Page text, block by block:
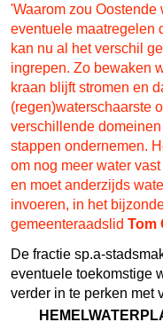
'Waarom zou
eventuele maatregelen
kan nu al het verschil
ingrepen. Zo bewaken
kraan blijft stromen en
(regen)waterschaarste
verschillende
stappen ondernemen.
om nog meer water
en moet anderzijds
invoeren, in het
gemeenteraadslid Tom
De fractie sp.a-
eventuele toekomstige
verder in te perken met